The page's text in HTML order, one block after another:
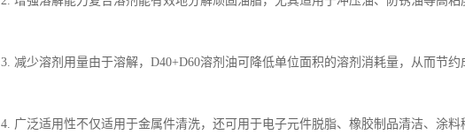
3. 减少溶剂用量由于溶解，D40+D60溶剂油可降低单位面积的溶剂消耗量，从而节约
4. 广泛适用性不仅适用于金属件清洗，还可用于电子元件脱脂、橡胶制品清洁、涂料